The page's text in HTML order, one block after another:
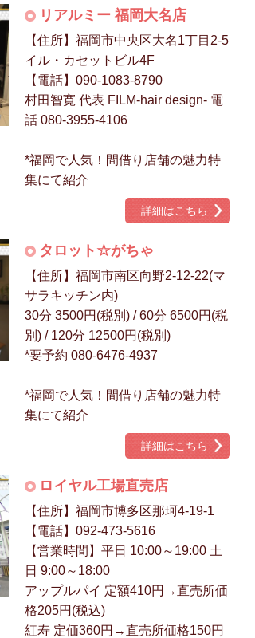
リアルミー 福岡大名店
【住所】福岡市中央区大名1丁目2-5
イル・カセットビル4F
【電話】090-1083-8790
村田智寛 代表 FILM-hair design- 電
話 080-3955-4106
*福岡で人気！間借り店舗の魅力特
集にて紹介
詳細はこちら
タロット☆がちゃ
【住所】福岡市南区向野2-12-22(マ
サラキッチン内)
30分 3500円(税別) / 60分 6500円(税
別) / 120分 12500円(税別)
*要予約 080-6476-4937
*福岡で人気！間借り店舗の魅力特
集にて紹介
詳細はこちら
ロイヤル工場直売店
【住所】福岡市博多区那珂4-19-1
【電話】092-473-5616
【営業時間】平日 10:00～19:00 土
日 9:00～18:00
アップルパイ 定額410円→直売所価
格205円(税込)
紅寿 定価360円→直売所価格150円